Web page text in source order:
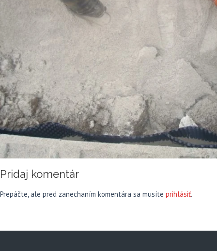
Pridaj komentár
Prepáčte, ale pred zanechaním komentára sa musíte prihlásiť.